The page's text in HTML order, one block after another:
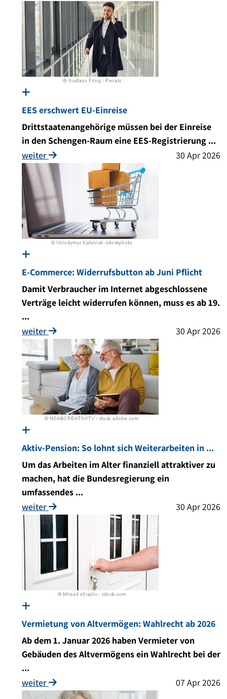
EES erschwert EU-Einreise
Drittstaatenangehörige müssen bei der Einreise
in den Schengen-Raum eine EES-Registrierung ...
weiter
30 Apr 2026
E-Commerce: Widerrufsbutton ab Juni Pflicht
Damit Verbraucher im Internet abgeschlossene
Verträge leicht widerrufen können, muss es ab 19.
...
weiter
30 Apr 2026
Aktiv-Pension: So lohnt sich Weiterarbeiten in ...
Um das Arbeiten im Alter finanziell attraktiver zu
machen, hat die Bundesregierung ein
umfassendes ...
weiter
30 Apr 2026
Vermietung von Altvermögen: Wahlrecht ab 2026
Ab dem 1. Januar 2026 haben Vermieter von
Gebäuden des Altvermögens ein Wahlrecht bei der
...
weiter
07 Apr 2026